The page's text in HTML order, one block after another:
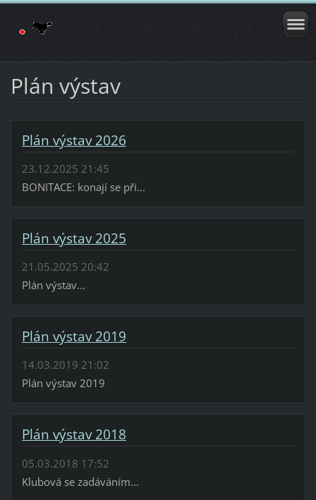
Plán výstav
Plán výstav 2026
23.12.2025 21:45
BONITACE: konají se při...
Plán výstav 2025
21.05.2025 20:42
Plán výstav...
Plán výstav 2019
14.03.2019 21:02
Plán výstav 2019
Plán výstav 2018
05.03.2018 17:52
Klubová se zadáváním...